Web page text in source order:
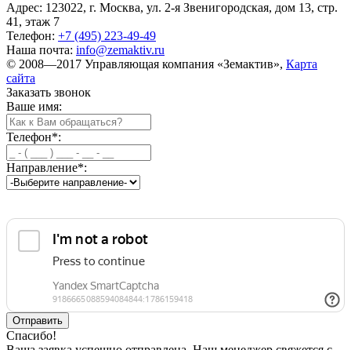
Адрес: 123022, г. Москва, ул. 2-я Звенигородская, дом 13, стр.
41, этаж 7
Телефон: +7 (495) 223-49-49
Наша почта: info@zemaktiv.ru
© 2008—2017 Управляющая компания «Земактив», Карта
сайта
Заказать звонок
Ваше имя:
Телефон*:
Направление*:
Спасибо!